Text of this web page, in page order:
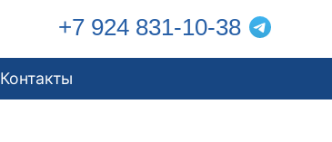
+7 924 831-10-38
Контакты